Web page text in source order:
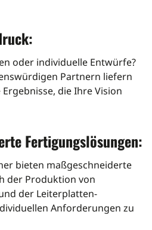
oder individuelle Entwürfe?
Partnern liefern
die Ihre Vision
Fertigungslösungen:
bieten maßgeschneiderte
der Produktion von
der Leiterplatten-
Anforderungen zu